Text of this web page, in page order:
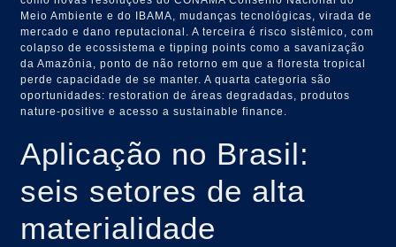
Meio Ambiente e do IBAMA, mudanças tecnológicas, virada de
mercado e dano reputacional. A terceira é risco sistêmico, com
colapso de ecossistema e tipping points como a savanização
da Amazônia, ponto de não retorno em que a floresta tropical
perde capacidade de se manter. A quarta categoria são
oportunidades: restoration de áreas degradadas, produtos
nature-positive e acesso a sustainable finance.
Aplicação no Brasil:
seis setores de alta
materialidade